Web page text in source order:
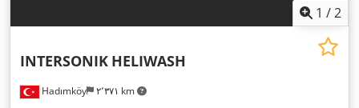
1 /2
Hadımköy ۲٬۳۷۱ km
INTERSONIK HELIWASH